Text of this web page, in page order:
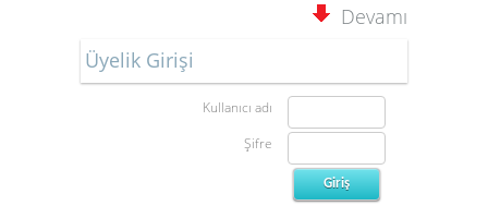
Devamı
Üyelik Girişi
Kullanıcı adı
Şifre